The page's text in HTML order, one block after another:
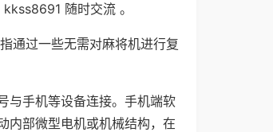
随时交流 。
通过一些无需对麻将机进行复
与手机等设备连接。手机端软
内部微型电机或机械结构，在